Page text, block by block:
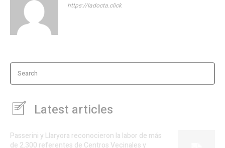
https://ladocta.click
Search
Latest articles
Passerini y Llaryora reconocieron la labor de más
de 2.300 referentes de Centros Vecinales y